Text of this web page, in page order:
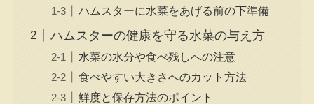
ハムスターに水菜をあげる前の下準備
ハムスターの健康を守る水菜の与え方
水菜の水分や食べ残しへの注意
食べやすい大きさへのカット方法
鮮度と保存方法のポイント